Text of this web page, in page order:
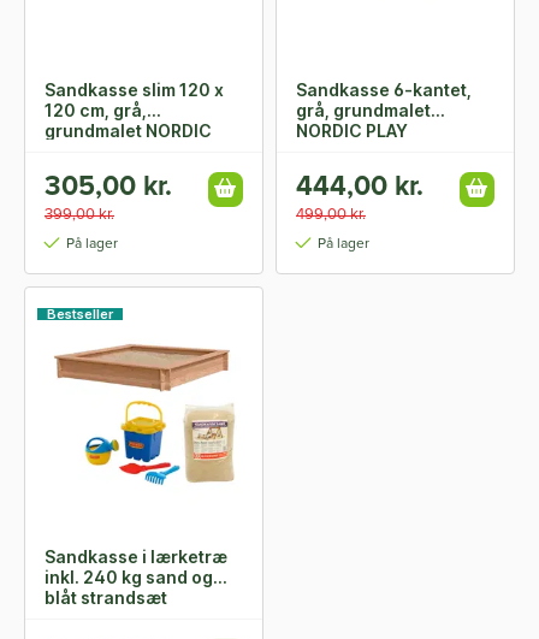
Sandkasse slim 120 x
120 cm, grå,
grundmalet NORDIC
305,00 kr.
399,00 kr.
På lager
Sandkasse 6-kantet,
grå, grundmalet
NORDIC PLAY
444,00 kr.
499,00 kr.
På lager
Bestseller
Sandkasse i lærketræ
inkl. 240 kg sand og
blåt strandsæt